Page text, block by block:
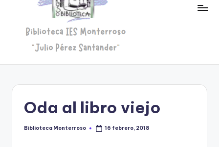
Oda al libro viejo
Publicado
Biblioteca Monterroso 16 febrero, 2018